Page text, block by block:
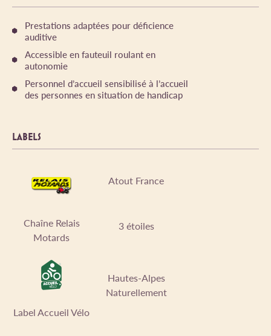
Prestations adaptées pour déficience
auditive
Accessible en fauteuil roulant en
autonomie
Personnel d’accueil sensibilisé à l’accueil
des personnes en situation de handicap
LABELS
Chaîne Relais
Motards
Atout France
3 étoiles
Label Accueil Vélo
Hautes-Alpes
Naturellement